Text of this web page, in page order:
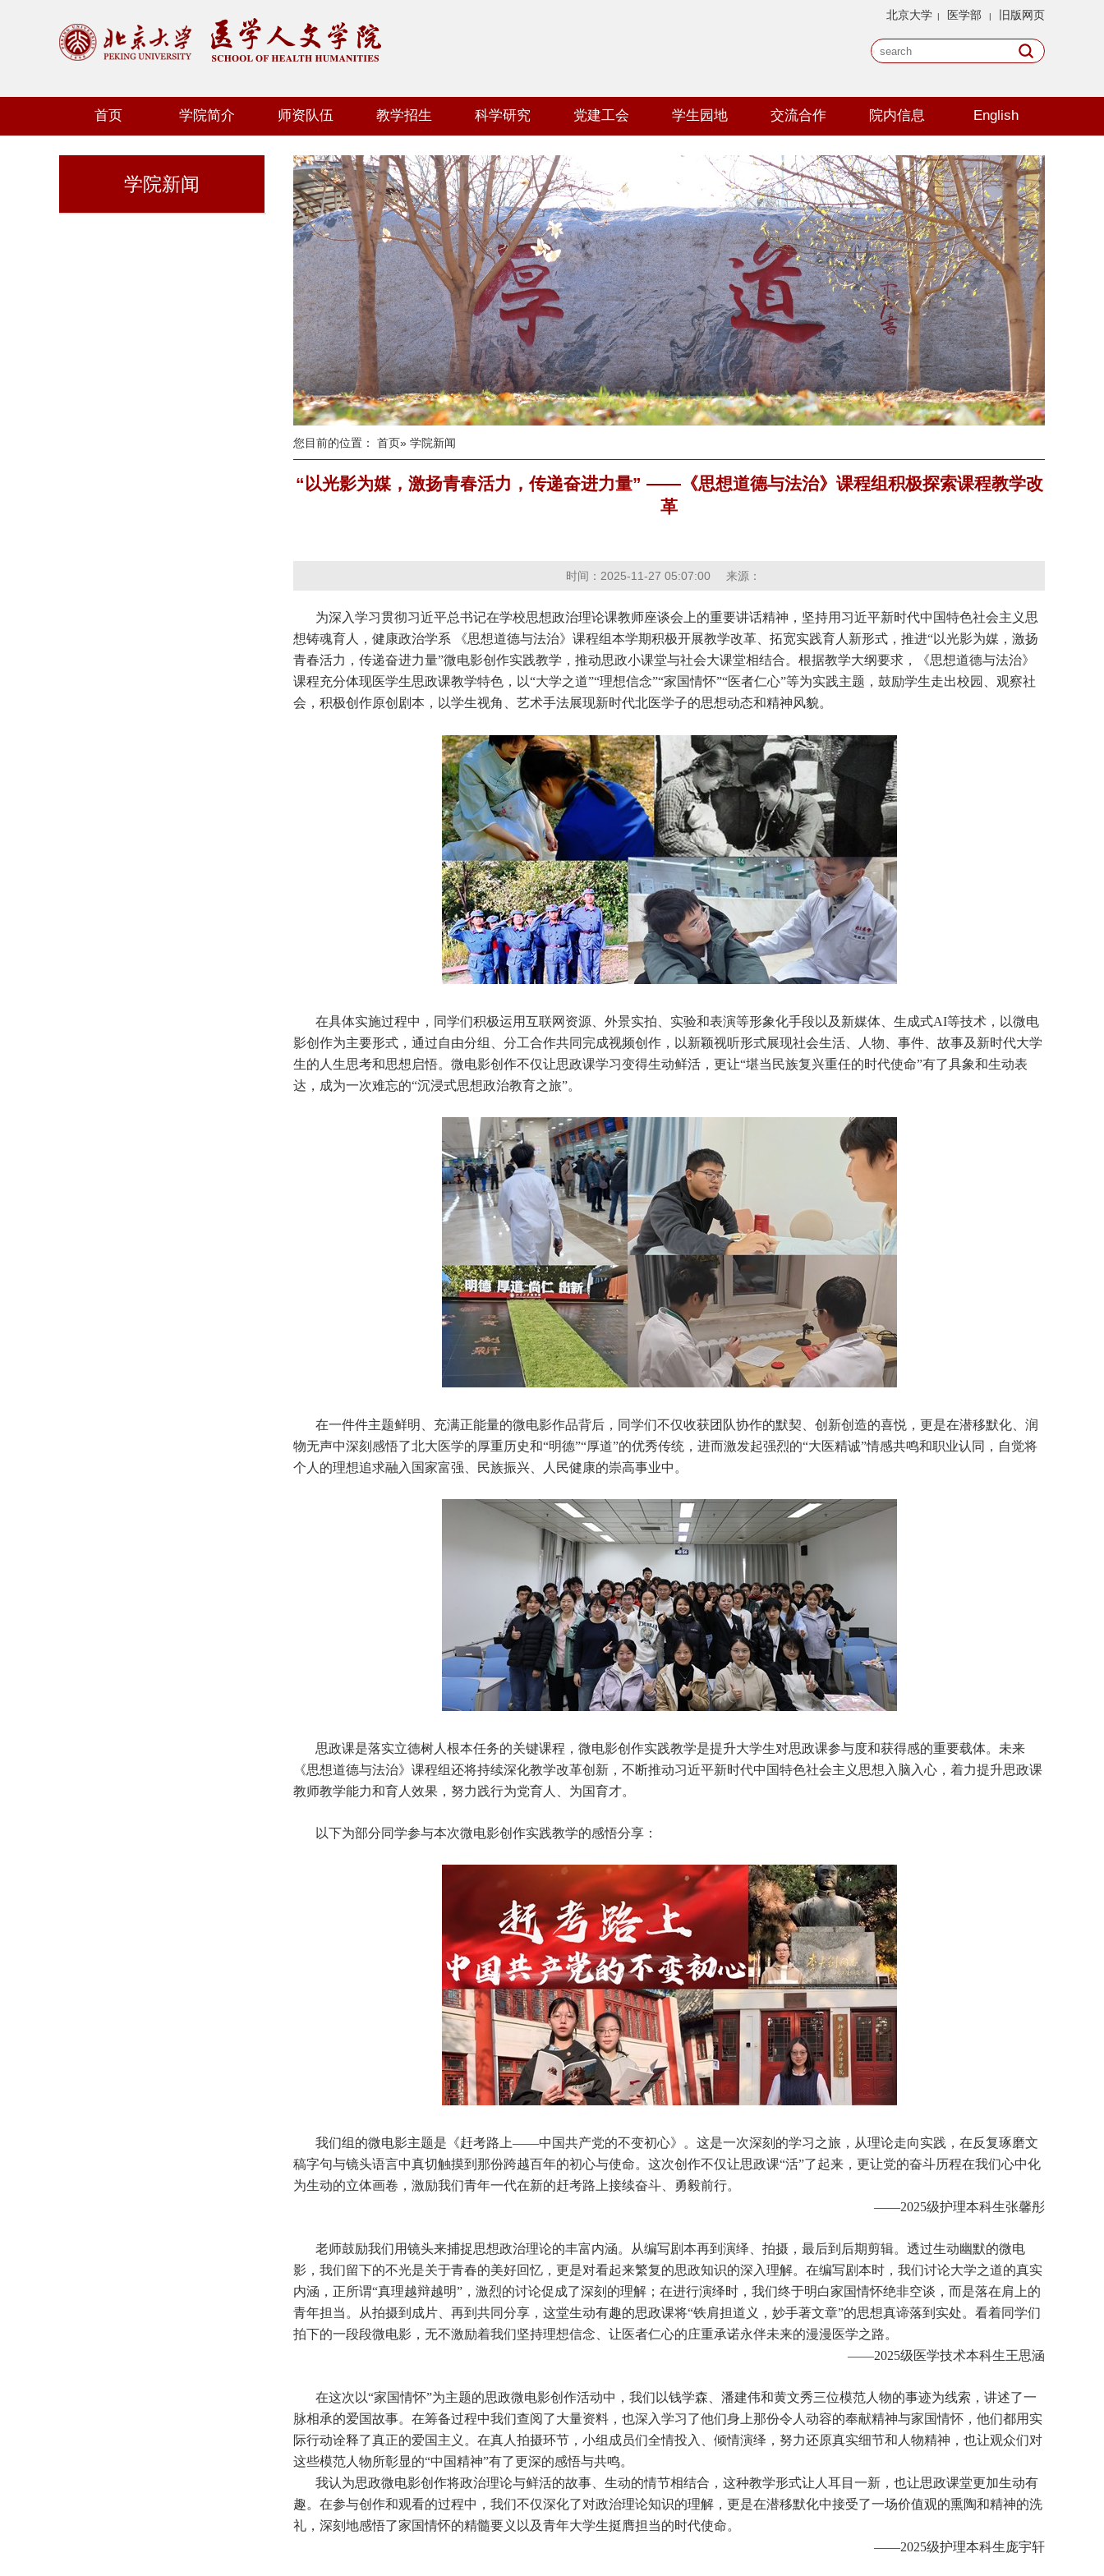
北京大学 | 医学部 | 旧版网页
首页 学院简介 师资队伍 教学招生 科学研究 党建工会 学生园地 交流合作 院内信息 English
学院新闻
您目前的位置： 首页» 学院新闻
“以光影为媒，激扬青春活力，传递奋进力量” ——《思想道德与法治》课程组积极探索课程教学改
革
时间：2025-11-27 05:07:00 来源：
为深入学习贯彻习近平总书记在学校思想政治理论课教师座谈会上的重要讲话精神，坚持用习近平新时代中国特色社会主义思
想铸魂育人，健康政治学系 《思想道德与法治》课程组本学期积极开展教学改革、拓宽实践育人新形式，推进“以光影为媒，激扬
青春活力，传递奋进力量”微电影创作实践教学，推动思政小课堂与社会大课堂相结合。根据教学大纲要求，《思想道德与法治》
课程充分体现医学生思政课教学特色，以“大学之道”“理想信念”“家国情怀”“医者仁心”等为实践主题，鼓励学生走出校园、观察社
会，积极创作原创剧本，以学生视角、艺术手法展现新时代北医学子的思想动态和精神风貌。
在具体实施过程中，同学们积极运用互联网资源、外景实拍、实验和表演等形象化手段以及新媒体、生成式AI等技术，以微电
影创作为主要形式，通过自由分组、分工合作共同完成视频创作，以新颖视听形式展现社会生活、人物、事件、故事及新时代大学
生的人生思考和思想启悟。微电影创作不仅让思政课学习变得生动鲜活，更让“堪当民族复兴重任的时代使命”有了具象和生动表
达，成为一次难忘的“沉浸式思想政治教育之旅”。
在一件件主题鲜明、充满正能量的微电影作品背后，同学们不仅收获团队协作的默契、创新创造的喜悦，更是在潜移默化、润
物无声中深刻感悟了北大医学的厚重历史和“明德”“厚道”的优秀传统，进而激发起强烈的“大医精诚”情感共鸣和职业认同，自觉将
个人的理想追求融入国家富强、民族振兴、人民健康的崇高事业中。
思政课是落实立德树人根本任务的关键课程，微电影创作实践教学是提升大学生对思政课参与度和获得感的重要载体。未来
《思想道德与法治》课程组还将持续深化教学改革创新，不断推动习近平新时代中国特色社会主义思想入脑入心，着力提升思政课
教师教学能力和育人效果，努力践行为党育人、为国育才。
以下为部分同学参与本次微电影创作实践教学的感悟分享：
我们组的微电影主题是《赶考路上——中国共产党的不变初心》。这是一次深刻的学习之旅，从理论走向实践，在反复琢磨文
稿字句与镜头语言中真切触摸到那份跨越百年的初心与使命。这次创作不仅让思政课“活”了起来，更让党的奋斗历程在我们心中化
为生动的立体画卷，激励我们青年一代在新的赶考路上接续奋斗、勇毅前行。
——2025级护理本科生张馨彤
老师鼓励我们用镜头来捕捉思想政治理论的丰富内涵。从编写剧本再到演绎、拍摄，最后到后期剪辑。透过生动幽默的微电
影，我们留下的不光是关于青春的美好回忆，更是对看起来繁复的思政知识的深入理解。在编写剧本时，我们讨论大学之道的真实
内涵，正所谓“真理越辩越明”，激烈的讨论促成了深刻的理解；在进行演绎时，我们终于明白家国情怀绝非空谈，而是落在肩上的
青年担当。从拍摄到成片、再到共同分享，这堂生动有趣的思政课将“铁肩担道义，妙手著文章”的思想真谛落到实处。看着同学们
拍下的一段段微电影，无不激励着我们坚持理想信念、让医者仁心的庄重承诺永伴未来的漫漫医学之路。
——2025级医学技术本科生王思涵
在这次以“家国情怀”为主题的思政微电影创作活动中，我们以钱学森、潘建伟和黄文秀三位模范人物的事迹为线索，讲述了一
脉相承的爱国故事。在筹备过程中我们查阅了大量资料，也深入学习了他们身上那份令人动容的奉献精神与家国情怀，他们都用实
际行动诠释了真正的爱国主义。在真人拍摄环节，小组成员们全情投入、倾情演绎，努力还原真实细节和人物精神，也让观众们对
这些模范人物所彰显的“中国精神”有了更深的感悟与共鸣。
我认为思政微电影创作将政治理论与鲜活的故事、生动的情节相结合，这种教学形式让人耳目一新，也让思政课堂更加生动有
趣。在参与创作和观看的过程中，我们不仅深化了对政治理论知识的理解，更是在潜移默化中接受了一场价值观的熏陶和精神的洗
礼，深刻地感悟了家国情怀的精髓要义以及青年大学生挺膺担当的时代使命。
——2025级护理本科生庞宇轩